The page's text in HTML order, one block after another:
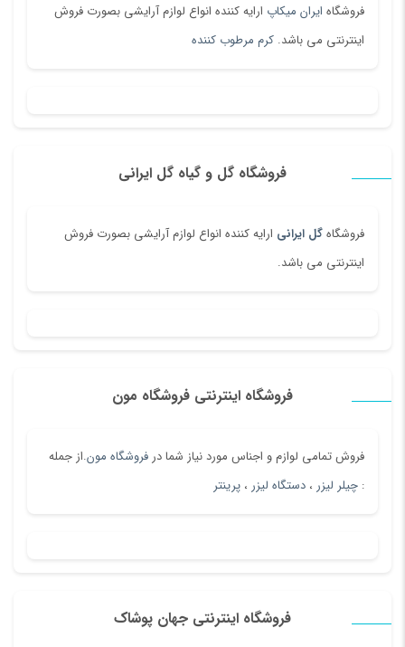
فروشگاه ایران میکاپ ارایه کننده انواع لوازم آرایشی بصورت فروش
اینترنتی می باشد. کرم مرطوب کننده
فروشگاه گل و گیاه گل ایرانی
فروشگاهگل ایرانی ارایه کننده انواع لوازم آرایشی بصورت فروش
اینترنتی می باشد.
فروشگاه اینترنتی فروشگاه مون
فروش تمامی لوازم و اجناس مورد نیاز شما در فروشگاه مون.از جمله
: چیلر لیزر ، دستگاه لیزر ، پرینتر
فروشگاه اینترنتی جهان پوشاک